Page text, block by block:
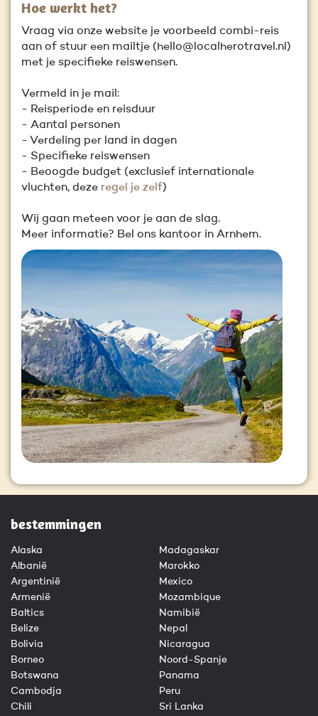
Hoe werkt het?
Vraag via onze website je voorbeeld combi-reis
aan of stuur een mailtje (hello@localherotravel.nl)
met je specifieke reiswensen.
Vermeld in je mail:
- Reisperiode en reisduur
- Aantal personen
- Verdeling per land in dagen
- Specifieke reiswensen
- Beoogde budget (exclusief internationale
vluchten, deze regel je zelf)
Wij gaan meteen voor je aan de slag.
Meer informatie? Bel ons kantoor in Arnhem.
bestemmingen
Alaska
Albanië
Argentinië
Armenië
Baltics
Belize
Bolivia
Borneo
Botswana
Cambodja
Chili
Madagaskar
Marokko
Mexico
Mozambique
Namibië
Nepal
Nicaragua
Noord-Spanje
Panama
Peru
Sri Lanka